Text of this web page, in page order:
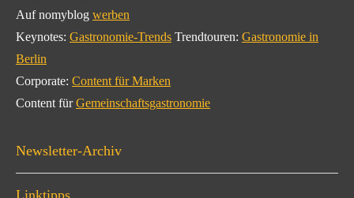
Auf nomyblog werben
Keynotes: Gastronomie-Trends Trendtouren: Gastronomie in
Berlin
Corporate: Content für Marken
Content fürGemeinschaftsgastronomie
Newsletter-Archiv
Linktipps